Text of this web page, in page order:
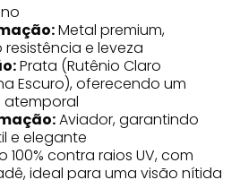
Metal premium,
e leveza
Prata (Rutênio Claro
Escuro), oferecendo um
atemporal
Aviador, garantindo
e elegante
100% contra raios UV, com
ideal para uma visão nítida